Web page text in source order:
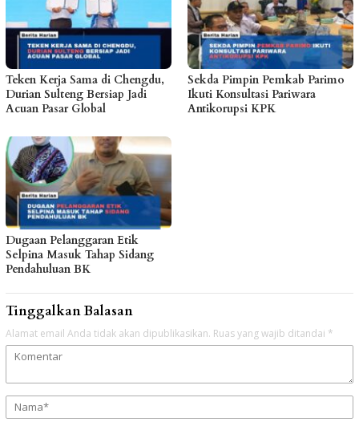
Teken Kerja Sama di Chengdu,
Durian Sulteng Bersiap Jadi
Acuan Pasar Global
Sekda Pimpin Pemkab Parimo
Ikuti Konsultasi Pariwara
Antikorupsi KPK
Dugaan Pelanggaran Etik
Selpina Masuk Tahap Sidang
Pendahuluan BK
Tinggalkan Balasan
Alamat email Anda tidak akan dipublikasikan. Ruas yang wajib ditandai *